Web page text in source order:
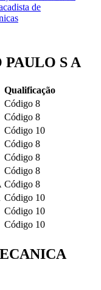
de
S A
Qualificação
Código 8
Código 8
Código 10
Código 8
Código 8
Código 8
Código 8
Código 10
Código 10
Código 10